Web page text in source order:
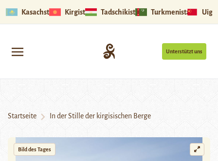
Kasachstan Kirgistan Tadschikistan Turkmenistan
Unterstützt uns
Startseite In der Stille der kirgisischen Berge
Bild des Tages